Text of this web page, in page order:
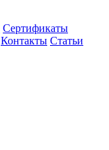
Сертификаты
Контакты Статьи